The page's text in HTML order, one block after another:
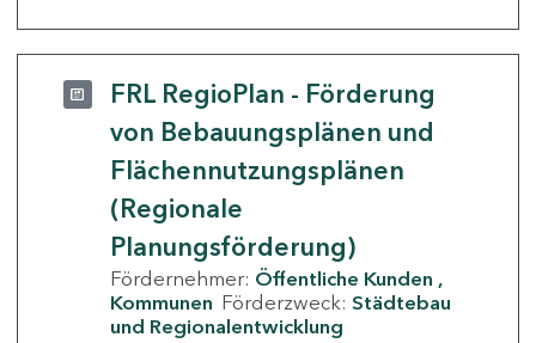
FRL RegioPlan - Förderung
von Bebauungsplänen und
Flächennutzungsplänen
(Regionale
Planungsförderung)
Fördernehmer: Öffentliche Kunden
Kommunen Förderzweck: Städtebau
und Regionalentwicklung